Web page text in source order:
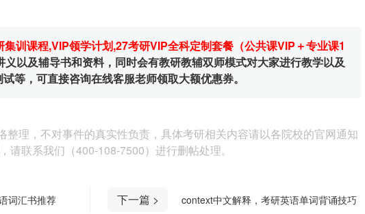
集训课程,VIP领学计划,27考研VIP全科定制套餐（公共课VIP＋专业课1
义以及辅导书和资料，同时会有教研教辅双师模式对大家进行教学以及
等，可直接咨询在线客服老师领取大额优惠券。
整理，不对事件的真实性负责，具体考研相关内容请以各院校的官网通知
请联系我们（400-108-7500）进行删帖处理。
词汇书推荐 下一篇 > context中文解释，考研英语单词背诵技巧